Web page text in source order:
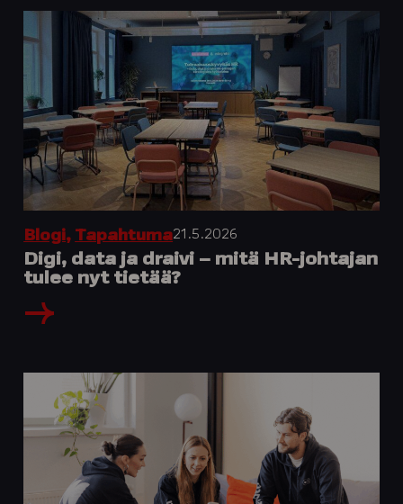
Blogi, Tapahtuma21.5.2026
Digi, data ja draivi – mitä HR-johtajan
tulee nyt tietää?